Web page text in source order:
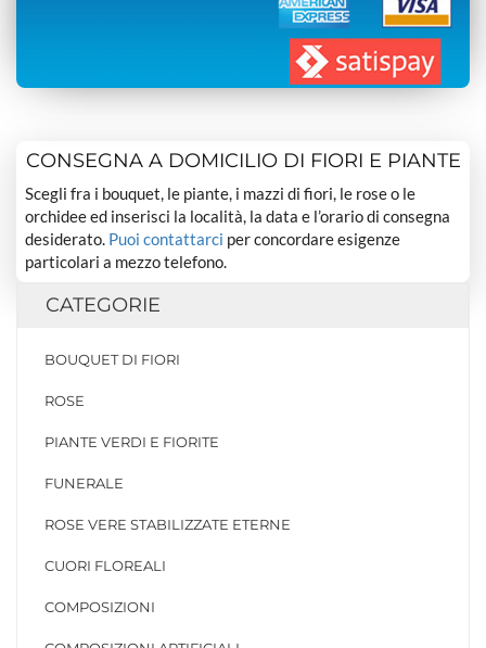
CONSEGNA A DOMICILIO DI FIORI E PIANTE
Scegli fra i bouquet, le piante, i mazzi di fiori, le rose o le
orchidee ed inserisci la località, la data e l’orario di consegna
desiderato. Puoi contattarci per concordare esigenze
particolari a mezzo telefono.
CATEGORIE
BOUQUET DI FIORI
ROSE
PIANTE VERDI E FIORITE
FUNERALE
ROSE VERE STABILIZZATE ETERNE
CUORI FLOREALI
COMPOSIZIONI